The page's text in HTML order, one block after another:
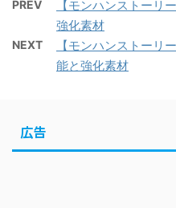
PREV
【モンハンストーリ
強化素材
NEXT
【モンハンストーリ
能と強化素材
広告